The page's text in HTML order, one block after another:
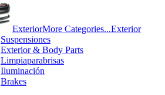
ExteriorMore Categories...Exterior
Suspensiones
Exterior & Body Parts
Limpiaparabrisas
Iluminación
Brakes